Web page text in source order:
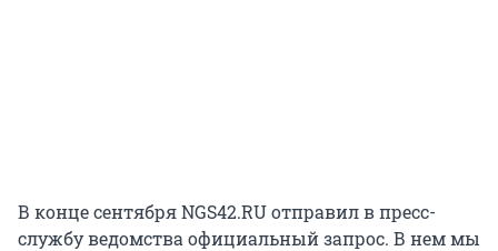
В конце сентября NGS42.RU отправил в пресс-
службу ведомства официальный запрос. В нем мы